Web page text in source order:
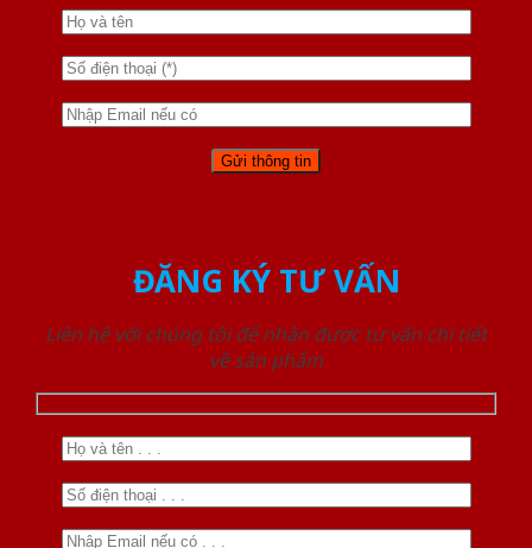
ĐĂNG KÝ TƯ VẤN
Liên hệ với chúng tôi để nhận được tư vấn chi tiết
về sản phẩm